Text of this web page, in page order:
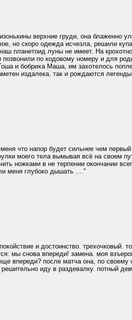
верхние груди, она блаженно
но скоро одежда исчезла, решили
планетоид луны не имеет. На
по кодовому номеру и для
и бобриха Маша, им захотелось
издалека, так и рождаются
что напор будет сильнее чем
моего тела вымывая всё на своем
ножками в не терпении окончании
меня глубоко дышать ...."
и достоинство.
мы снова впереди! замена. моя
впереди? после матча она, по
иду в раздевалку. потный